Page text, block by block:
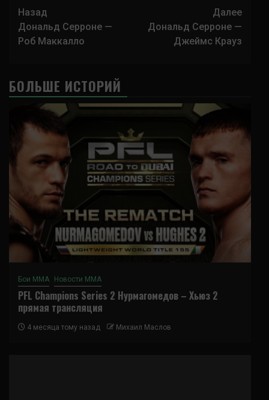
Навигация
записи
Назад
Дональд Серроне —
Роб Маккалло
Далее
Дональд Серроне —
Джеймс Крауз
БОЛЬШЕ ИСТОРИЙ
Бои ММА Новости ММА
PFL Champions Series 2 Нурмагомедов – Хьюз 2
прямая трансляция
4 месяца тому назад Михаил Маслов